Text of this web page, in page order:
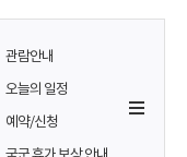
관람안내
오늘의 일정
예약/신청
2020년